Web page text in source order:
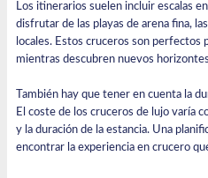
Los itinerarios suelen incluir escalas
disfrutar de las playas de arena fina,
locales. Estos cruceros son perfectos
mientras descubren nuevos
También hay que tener en cuenta la
El coste de los cruceros de lujo varía
y la duración de la estancia. Una
encontrar la experiencia en crucero